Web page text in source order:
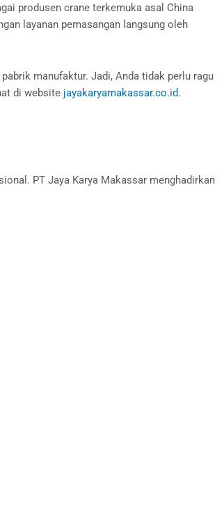
produsen crane terkemuka asal China
layanan pemasangan langsung oleh
manufaktur. Jadi, Anda tidak perlu ragu
di website jayakaryamakassar.co.id.
PT Jaya Karya Makassar menghadirkan